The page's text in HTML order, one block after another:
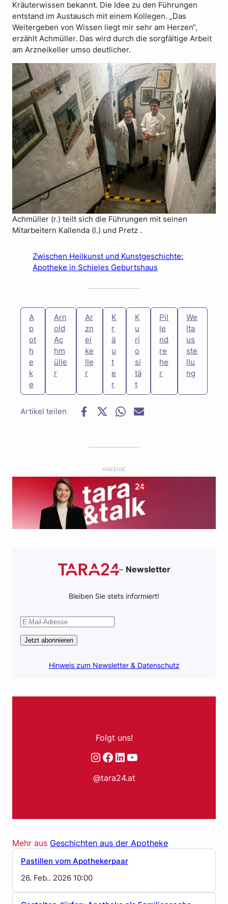
Kräuterwissen bekannt. Die Idee zu den Führungen
entstand im Austausch mit einem Kollegen. „Das
Weitergeben von Wissen liegt mir sehr am Herzen“,
erzählt Achmüller. Das wird durch die sorgfältige Arbeit
am Arzneikeller umso deutlicher.
Achmüller (r.) teilt sich die Führungen mit seinen
Mitarbeitern Kallenda (l.) und Pretz .
Zwischen Heilkunst und Kunstgeschichte:
Apotheke in Schieles Geburtshaus
A
p
ot
h
e
k
e
Arn
old
Ac
hm
ülle
r
Ar
zn
ei
ke
lle
r
K
r
ä
u
t
e
r
K
u
ri
o
si
tä
t
Pil
le
nd
re
he
r
We
lta
us
ste
llu
ng
o
T
w
r
W
p
p
ANZEIGE
– Newsletter
Bleiben Sie stets informiert!
Jetzt abonnieren
Hinweis zum Newsletter & Datenschutz
Folgt uns!
Instagram
Facebook
LinkedIn
YouTube
@tara24.at
Mehr aus Geschichten aus der Apotheke
Pastillen vom Apothekerpaar
26. Feb.. 2026 10:00